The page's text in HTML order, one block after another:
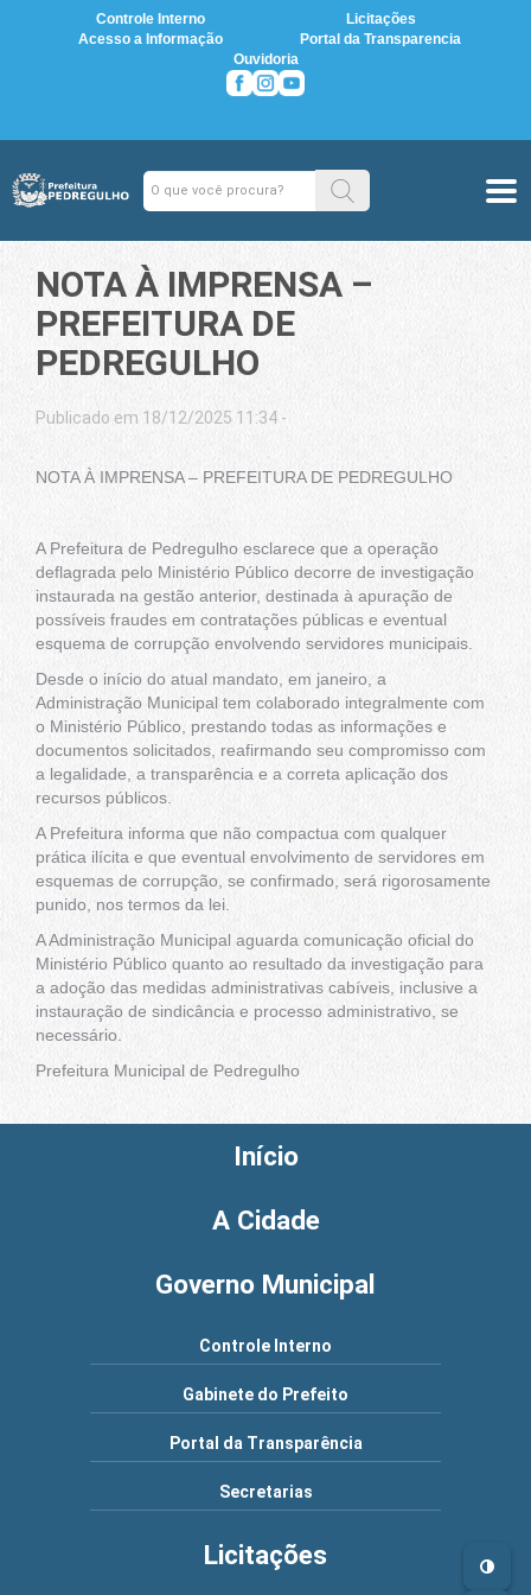
Controle Interno
Licitações
Acesso a Informação
Portal da Transparencia
Ouvidoria
NOTA À IMPRENSA –
PREFEITURA DE
PEDREGULHO
Publicado em 18/12/2025 11:34 -
NOTA À IMPRENSA – PREFEITURA DE PEDREGULHO
A Prefeitura de Pedregulho esclarece que a operação
deflagrada pelo Ministério Público decorre de investigação
instaurada na gestão anterior, destinada à apuração de
possíveis fraudes em contratações públicas e eventual
esquema de corrupção envolvendo servidores municipais.
Desde o início do atual mandato, em janeiro, a
Administração Municipal tem colaborado integralmente com
o Ministério Público, prestando todas as informações e
documentos solicitados, reafirmando seu compromisso com
a legalidade, a transparência e a correta aplicação dos
recursos públicos.
A Prefeitura informa que não compactua com qualquer
prática ilícita e que eventual envolvimento de servidores em
esquemas de corrupção, se confirmado, será rigorosamente
punido, nos termos da lei.
A Administração Municipal aguarda comunicação oficial do
Ministério Público quanto ao resultado da investigação para
a adoção das medidas administrativas cabíveis, inclusive a
instauração de sindicância e processo administrativo, se
necessário.
Prefeitura Municipal de Pedregulho
Início
A Cidade
Governo Municipal
Controle Interno
Gabinete do Prefeito
Portal da Transparência
Secretarias
Licitações